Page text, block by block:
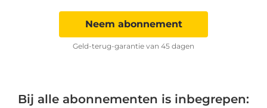
Neem abonnement
Geld-terug-garantie van 45 dagen
Bij alle abonnementen is inbegrepen: